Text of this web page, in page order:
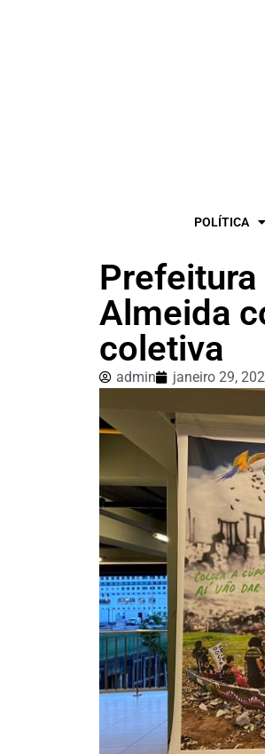
POLÍTICA
Almeida
coletiva
admin janeiro 29,